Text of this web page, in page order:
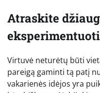
Atraskite
Virtuvė neturėtų būti
pareigą gaminti tą patį
vakarienės idėjos yra